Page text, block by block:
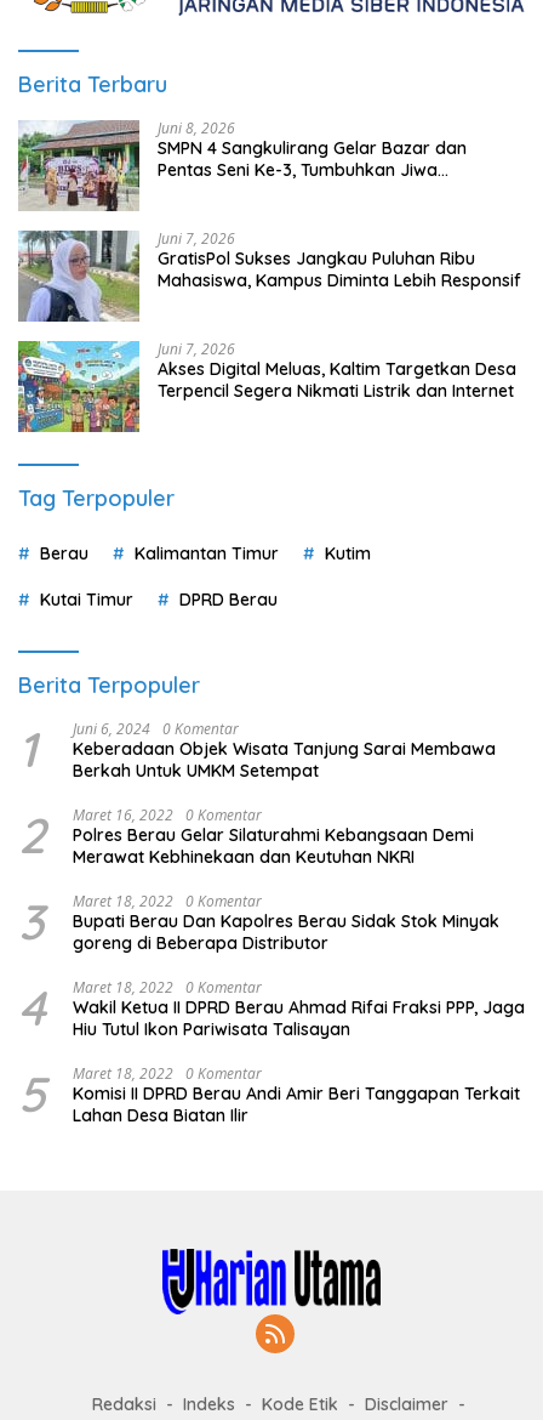
Berita Terbaru
Juni 8, 2026
SMPN 4 Sangkulirang Gelar Bazar dan
Pentas Seni Ke-3, Tumbuhkan Jiwa
Juni 7, 2026
GratisPol Sukses Jangkau Puluhan Ribu
Mahasiswa, Kampus Diminta Lebih Responsif
Juni 7, 2026
Akses Digital Meluas, Kaltim Targetkan Desa
Terpencil Segera Nikmati Listrik dan Internet
Tag Terpopuler
Berau Kalimantan Timur Kutim
Kutai Timur DPRD Berau
Berita Terpopuler
1 Juni 6, 2024 0 Komentar
Keberadaan Objek Wisata Tanjung Sarai Membawa
Berkah Untuk UMKM Setempat
2 Maret 16, 2022 0 Komentar
Polres Berau Gelar Silaturahmi Kebangsaan Demi
Merawat Kebhinekaan dan Keutuhan NKRI
3 Maret 18, 2022 0 Komentar
Bupati Berau Dan Kapolres Berau Sidak Stok Minyak
goreng di Beberapa Distributor
4 Maret 18, 2022 0 Komentar
Wakil Ketua II DPRD Berau Ahmad Rifai Fraksi PPP, Jaga
Hiu Tutul Ikon Pariwisata Talisayan
5 Maret 18, 2022 0 Komentar
Komisi II DPRD Berau Andi Amir Beri Tanggapan Terkait
Lahan Desa Biatan Ilir
Redaksi Indeks Kode Etik
Disclaimer